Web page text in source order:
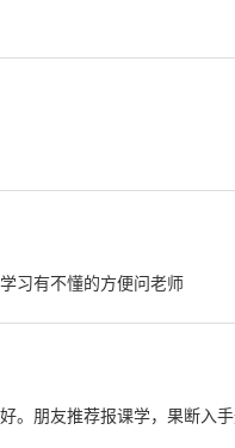
习有不懂的方便问老师
。朋友推荐报课学，果断入